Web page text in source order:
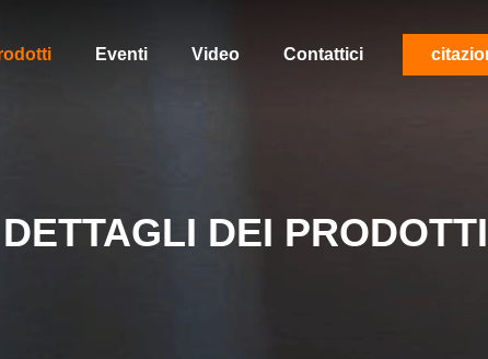
Eventi Video Contattici
DETTAGLI DEI PRODOTTI